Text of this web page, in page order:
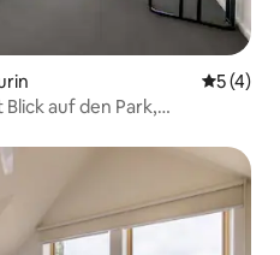
5 (4)
auf den Park,